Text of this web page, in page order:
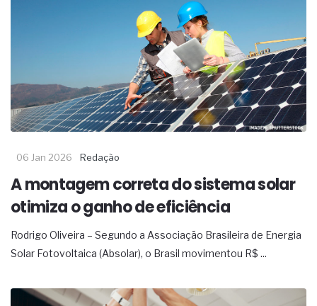
06 Jan 2026 Redação
A montagem correta do sistema solar
otimiza o ganho de eficiência
Rodrigo Oliveira – Segundo a Associação Brasileira de Energia
Solar Fotovoltaica (Absolar), o Brasil movimentou R$ ...